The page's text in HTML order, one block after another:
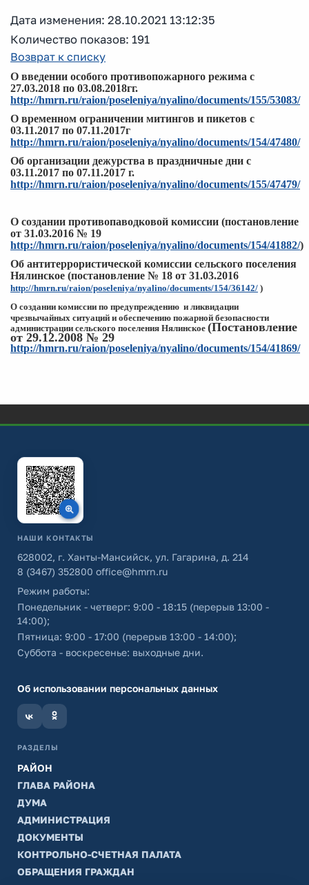
Дата изменения: 28.10.2021 13:12:35
Количество показов: 191
Возврат к списку
О введении особого противопожарного режима с
27.03.2018 по 03.08.2018гг.
http://hmrn.ru/raion/poseleniya/nyalino/documents/155/53083/
О временном ограничении митингов и пикетов с
03.11.2017 по 07.11.2017г
http://hmrn.ru/raion/poseleniya/nyalino/documents/154/47480/
Об организации дежурства в праздничные дни с
03.11.2017 по 07.11.2017 г.
http://hmrn.ru/raion/poseleniya/nyalino/documents/155/47479/
О создании противопаводковой комиссии (постановление
от 31.03.2016 № 19
http://hmrn.ru/raion/poseleniya/nyalino/documents/154/41882/)
Об антитеррористической комиссии сельского поселения
Нялинское (постановление № 18 от 31.03.2016
http://hmrn.ru/raion/poseleniya/nyalino/documents/154/36142/ )
О создании комиссии по предупреждению и ликвидации
чрезвычайных ситуаций и обеспечению пожарной безопасности
администрации сельского поселения Нялинское (Постановление
от 29.12.2008 № 29
http://hmrn.ru/raion/poseleniya/nyalino/documents/154/41869/
НАШИ КОНТАКТЫ
628002, г. Ханты-Мансийск, ул. Гагарина, д. 214
8 (3467) 352800 office@hmrn.ru
Режим работы:
Понедельник - четверг: 9:00 - 18:15 (перерыв 13:00 -
14:00);
Пятница: 9:00 - 17:00 (перерыв 13:00 - 14:00);
Суббота - воскресенье: выходные дни.
Об использовании персональных данных
РАЗДЕЛЫ
РАЙОН
ГЛАВА РАЙОНА
ДУМА
АДМИНИСТРАЦИЯ
ДОКУМЕНТЫ
КОНТРОЛЬНО-СЧЕТНАЯ ПАЛАТА
ОБРАЩЕНИЯ ГРАЖДАН